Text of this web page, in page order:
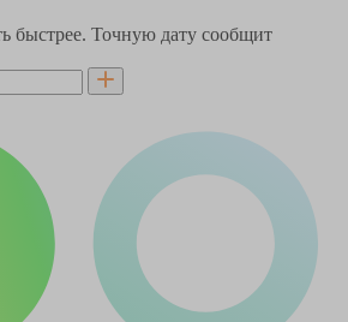
быстрее. Точную дату сообщит